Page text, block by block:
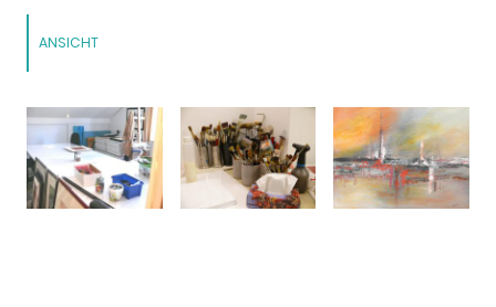
ANSICHT